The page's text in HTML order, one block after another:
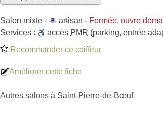
Salon mixte - artisan - Fermée, ouvre
Services :
accès PMR (parking, entrée
Recommander ce coiffeur
Améliorer cette fiche
Autres salons à Saint-Pierre-de-Bœuf